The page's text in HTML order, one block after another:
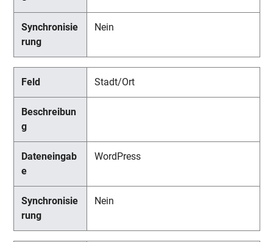
Nein
Stadt/Ort
WordPress
Nein